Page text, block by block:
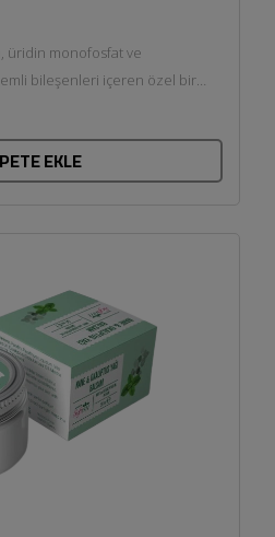
üridin monofosfat ve
bileşenleri içeren özel bir
EKLE